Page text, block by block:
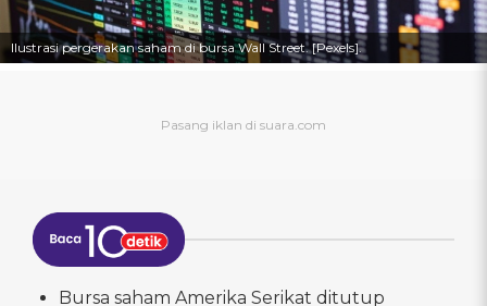
Ilustrasi pergerakan saham di bursa Wall Street. [Pexels].
Bursa saham Amerika Serikat ditutup